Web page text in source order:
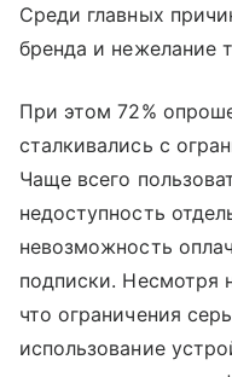
Среди главных
бренда и нежелание
При этом 72%
сталкивались с
Чаще всего
недоступность
невозможность
подписки. Несмотря
что ограничения
использование